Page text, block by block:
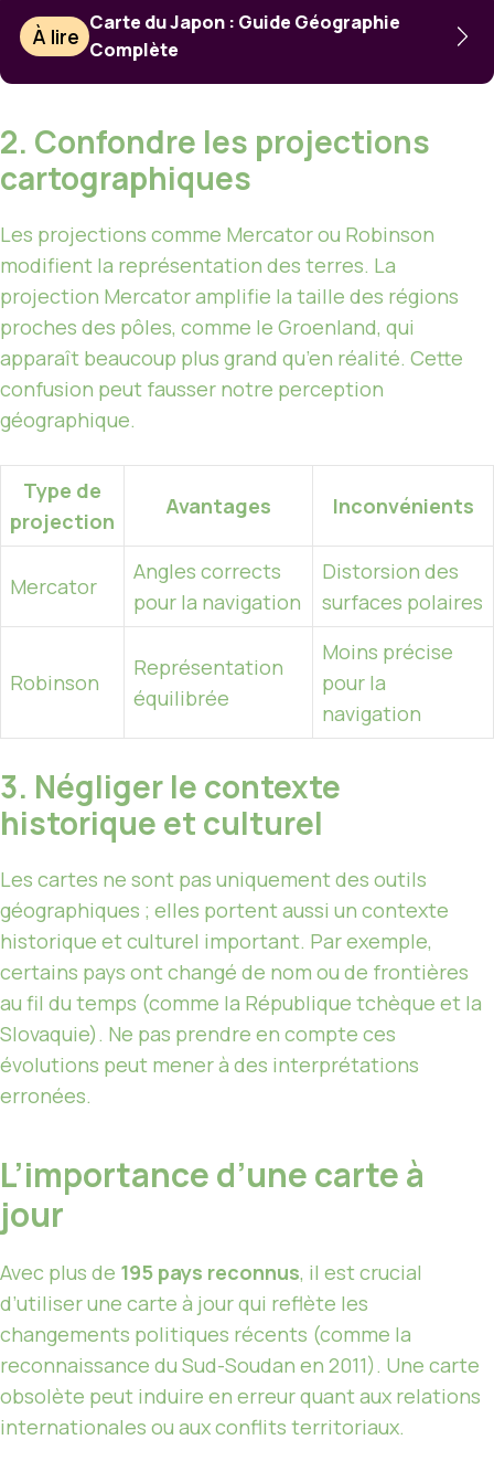
À lire
Carte du Japon : Guide Géographie
Complète
2. Confondre les projections
cartographiques
Les projections comme Mercator ou Robinson
modifient la représentation des terres. La
projection Mercator amplifie la taille des régions
proches des pôles, comme le Groenland, qui
apparaît beaucoup plus grand qu’en réalité. Cette
confusion peut fausser notre perception
géographique.
Type de
projection
Avantages Inconvénients
Mercator
Angles corrects
pour la navigation
Distorsion des
surfaces polaires
Robinson
Représentation
équilibrée
Moins précise
pour la
navigation
3. Négliger le contexte
historique et culturel
Les cartes ne sont pas uniquement des outils
géographiques ; elles portent aussi un contexte
historique et culturel important. Par exemple,
certains pays ont changé de nom ou de frontières
au fil du temps (comme la République tchèque et la
Slovaquie). Ne pas prendre en compte ces
évolutions peut mener à des interprétations
erronées.
L’importance d’une carte à
jour
Avec plus de 195 pays reconnus, il est crucial
d’utiliser une carte à jour qui reflète les
changements politiques récents (comme la
reconnaissance du Sud-Soudan en 2011). Une carte
obsolète peut induire en erreur quant aux relations
internationales ou aux conflits territoriaux.